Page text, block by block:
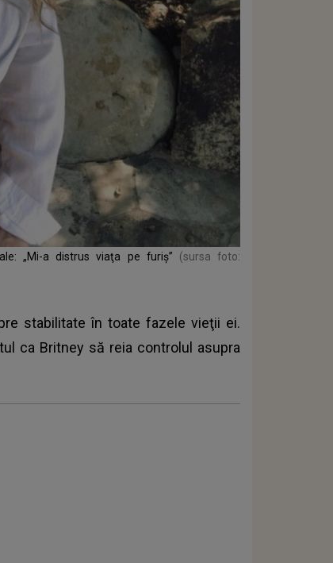
„Mi-a distrus viaţa pe furiş”
(sursa foto:
stabilitate în toate fazele vieţii ei.
ca Britney să reia controlul asupra